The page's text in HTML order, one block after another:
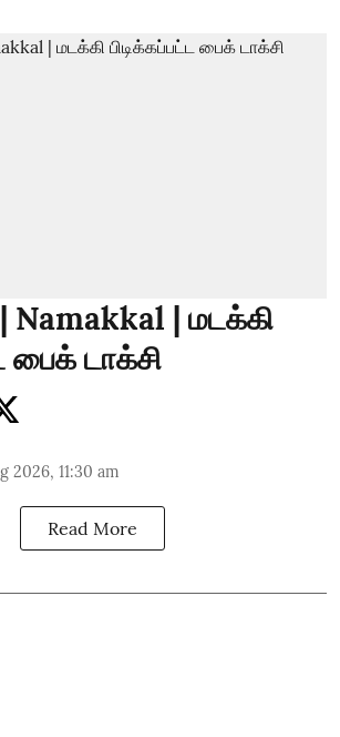
Namakkal | மடக்கி
பைக் டாக்சி
2026, 11:30 am
Read More